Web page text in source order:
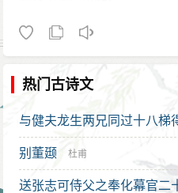
热门古诗文
与健夫龙生两兄同过十八梯
别董颋 杜甫
送张志可侍父之奉化幕官二